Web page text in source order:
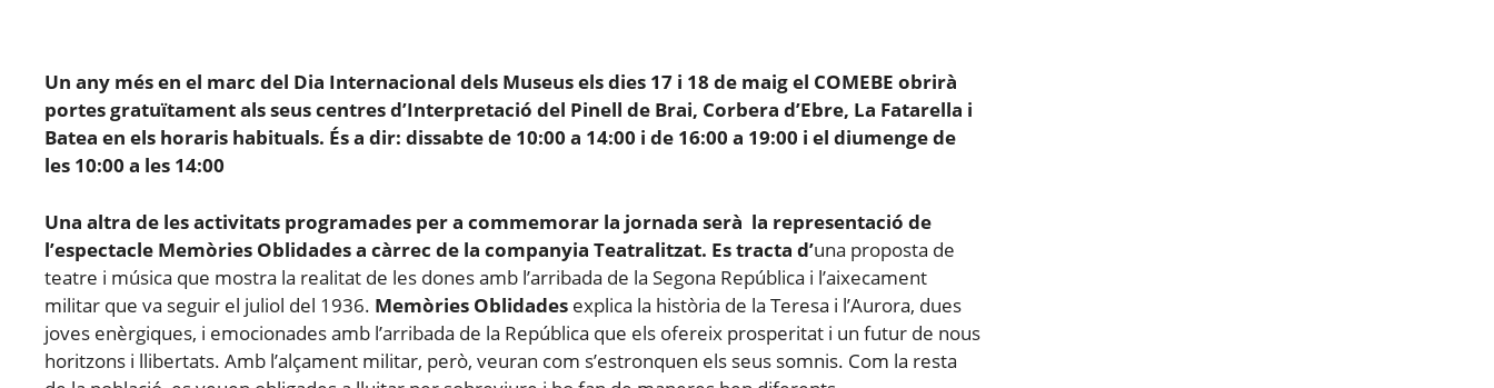
Un any més en el marc del Dia Internacional dels Museus els dies 17 i 18 de maig el COMEBE obrirà
portes gratuïtamentals seus centres d’Interpretació del Pinell de Brai, Corbera d’Ebre, La Fatarella i
Batea en els horaris habituals. És a dir: dissabte de 10:00 a 14:00 i de 16:00 a 19:00 i el diumenge de
les 10:00 a les 14:00
Una altra de les activitats programades per a commemorar la jornada serà la representació de
l’espectacle Memòries Oblidadesa càrrec de la companyia Teatralitzat. Es tracta d’una proposta de
teatre i música que mostra la realitat de les dones amb l’arribada de la Segona República i l’aixecament
militar que va seguir el juliol del 1936. Memòries Oblidades explica la història de la Teresa i l’Aurora, dues
joves enèrgiques, i emocionades amb l’arribada de la República que els ofereix prosperitat i un futur de nous
horitzons i llibertats. Amb l’alçament militar, però, veuran com s’estronquen els seus somnis. Com la resta